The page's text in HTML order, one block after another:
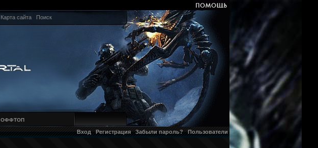
Карта сайта Поиск
ОФФТОП
Вход Регистрация Забыли пароль? Пользователи